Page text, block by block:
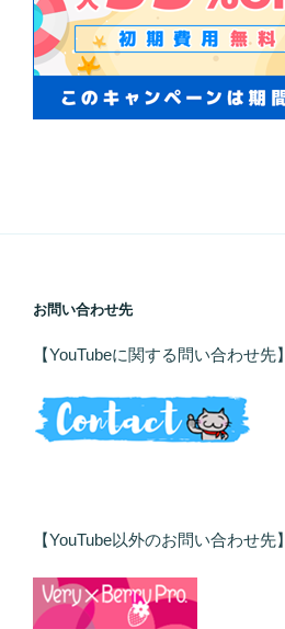
お問い合わせ先
【YouTubeに関する問い合わせ先】
【YouTube以外のお問い合わせ先】